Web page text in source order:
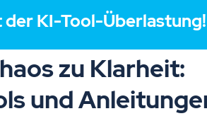
der KI-Tool-Überlastung!
zu Klarheit:
und